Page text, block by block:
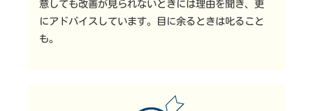
意しても改善が見られないときには理由を聞き、更
にアドバイスしています。目に余るときは叱ること
も。